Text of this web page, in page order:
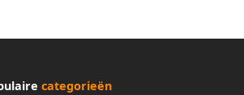
categorieën